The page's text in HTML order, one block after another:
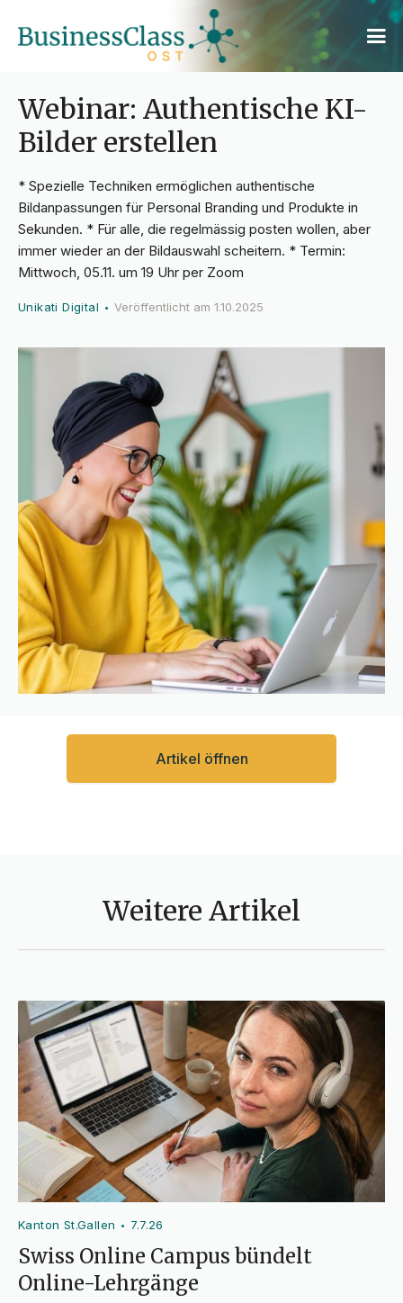
Webinar: Authentische KI-
Bilder erstellen
* Spezielle Techniken ermöglichen authentische
Bildanpassungen für Personal Branding und Produkte in
Sekunden. * Für alle, die regelmässig posten wollen, aber
immer wieder an der Bildauswahl scheitern. * Termin:
Mittwoch, 05.11. um 19 Uhr per Zoom
Unikati Digital • Veröffentlicht am 1.10.2025
Artikel öffnen
Weitere Artikel
Kanton St.Gallen • 7.7.26
Swiss Online Campus bündelt
Online-Lehrgänge